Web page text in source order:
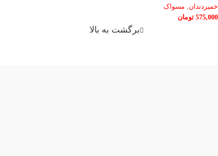
خمیردندان, مسواک
575,000 تومان
برگشت به بالا